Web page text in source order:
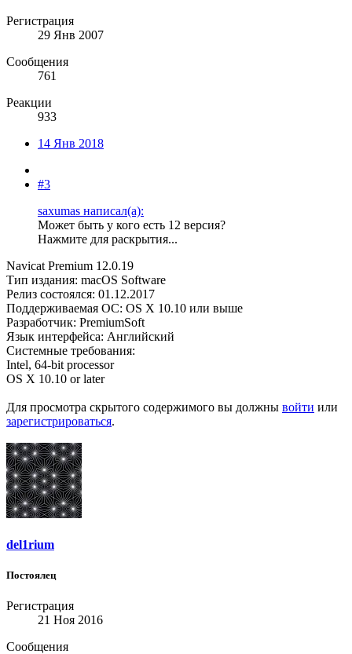
Регистрация
29 Янв 2007
Сообщения
761
Реакции
933
14 Янв 2018
#3
saxumas написал(а):
Может быть у кого есть 12 версия?
Нажмите для раскрытия...
Navicat Premium 12.0.19
Тип издания: macOS Software
Релиз состоялся: 01.12.2017
Поддерживаемая ОС: OS X 10.10 или выше
Разработчик: PremiumSoft
Язык интерфейса: Английский
Системные требования:
Intel, 64-bit processor
OS X 10.10 or later
Для просмотра скрытого содержимого вы должны войти или
зарегистрироваться.
del1rium
Постоялец
Регистрация
21 Ноя 2016
Сообщения